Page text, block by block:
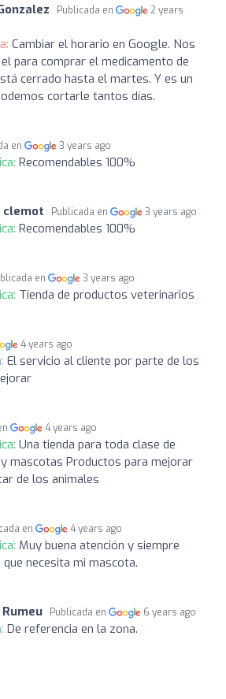
Publicada en
2 years
Cambiar el horario en Google. Nos
para comprar el medicamento de
cerrado hasta el martes. Y es un
cortarle tantos días.
en 3 years ago
Recomendables 100%
clemot Publicada en 3 years ago
Recomendables 100%
en 3 years ago
Tienda de productos veterinarios
4 years ago
El servicio al cliente por parte de los
4 years ago
Una tienda para toda clase de
mascotas Productos para mejorar
de los animales
en 4 years ago
Muy buena atención y siempre
necesita mi mascota.
Publicada en 6 years ago
De referencia en la zona.